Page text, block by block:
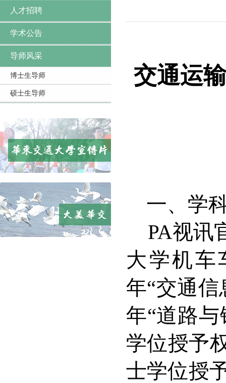
人才招聘
学术公告
导师风采
博士生导师
硕士生导师
交通运
一、学
PA视讯
大学机车
年“交通
年“道路
学位授予
士学位授